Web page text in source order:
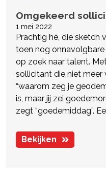
Omgekeerd
1 mei 2022
Prachtig hè, die sketch
toen nog onnavolgbare
op zoek naar talent.
sollicitant die niet meer
“waarom zeg je
is, maar jij zei
zegt “goedemiddag”.
Bekijken